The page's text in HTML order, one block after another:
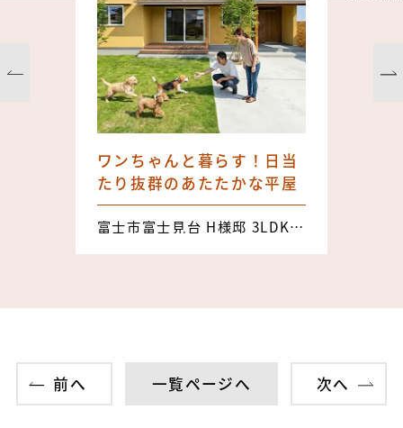
ワンちゃんと暮らす！日当
たり抜群のあたたかな平屋
富士市富士見台 H様邸 3LDK 25.71坪
前へ 一覧ページへ 次へ